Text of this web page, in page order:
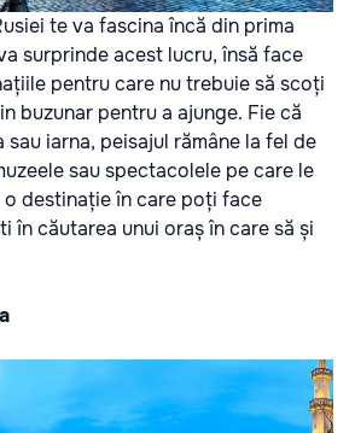
te va fascina încă din prima
surprinde acest lucru, însă face
pentru care nu trebuie să scoți
buzunar pentru a ajunge. Fie că
sau iarna, peisajul rămâne la fel de
sau spectacolele pe care le
destinație în care poți face
în căutarea unui oraș în care să și